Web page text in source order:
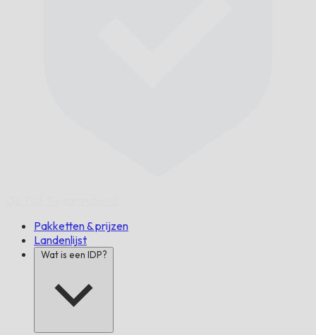
Pakketten & prijzen
Landenlijst
Wat is een IDP?